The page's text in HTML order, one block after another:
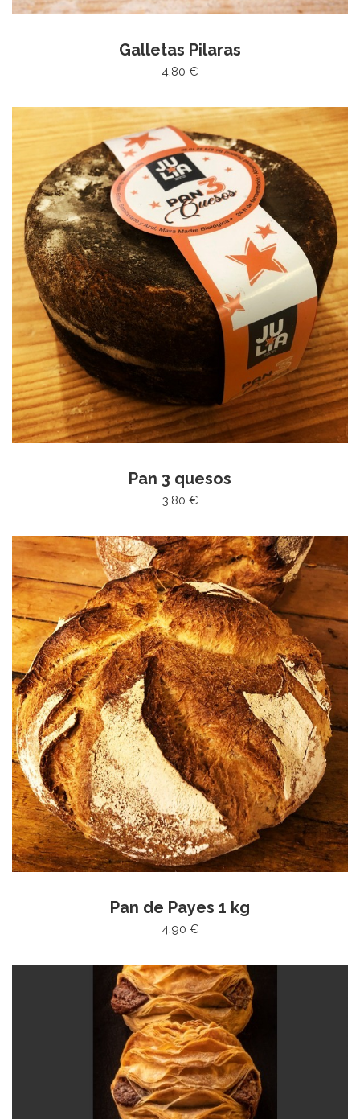
Galletas Pilaras
4,80 €
Pan 3 quesos
3,80 €
Pan de Payes 1 kg
4,90 €